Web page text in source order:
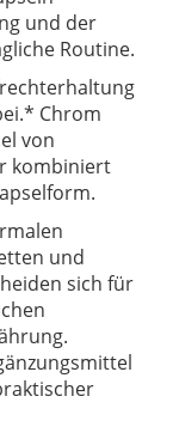
und der
Routine.
Chrom
von
kombiniert
und
sich für